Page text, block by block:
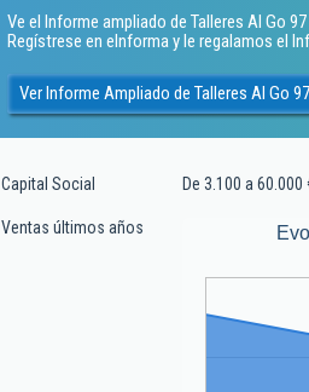
Ve el Informe ampliado de Talleres Al Go 97
Regístrese en eInforma y le regalamos el
Ver Informe Ampliado de Talleres Al Go 97
Capital Social De 3.100 a 60.000
Ventas últimos años